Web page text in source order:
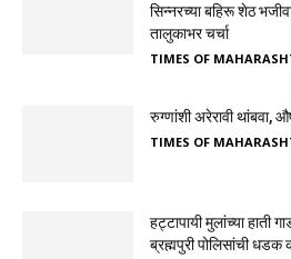
सिन्नरच्या बहिरू शेठ
तालुकाभर चर्चा
TIMES OF
रुग्णांशी अरेरावी थांबवा,
TIMES OF
हट्टापायी मुलांच्या हाती
ब्रह्मपुरी पोलिसांची धडक